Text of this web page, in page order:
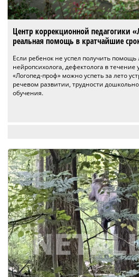
Центр коррекционной педагогики
реальная помощь в кратчайшие
Если ребенок не успел получить помощь
нейропсихолога, дефектолога в течение
«Логопед-проф» можно успеть за лето
речевом развитии, трудности
обучения.